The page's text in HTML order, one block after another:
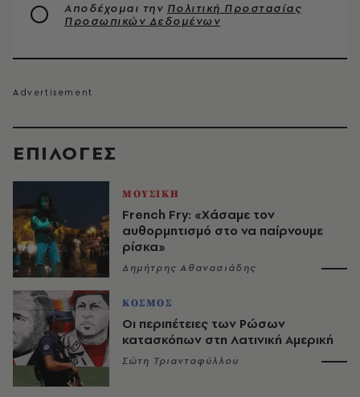
EΠΙΛΟΓΈΣ
ΜΟΥΣΙΚΗ
French Fry: «Χάσαμε τον
αυθορμητισμό στο να παίρνουμε
ρίσκα»
Δημήτρης Αθανασιάδης
ΚΟΣΜΟΣ
Οι περιπέτειες των Ρώσων
κατασκόπων στη Λατινική Αμερική
Σώτη Τριανταφύλλου
Αποδέχομαι την Πολιτική Προστασίας
Προσωπικών Δεδομένων